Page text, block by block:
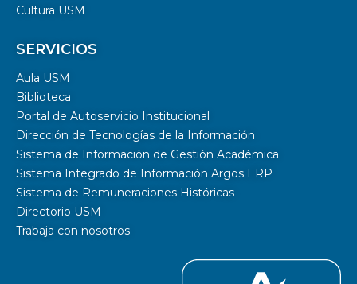
Cultura USM
SERVICIOS
Aula USM
Biblioteca
Portal de Autoservicio Institucional
Dirección de Tecnologías de la Información
Sistema de Información de Gestión Académica
Sistema Integrado de Información Argos ERP
Sistema de Remuneraciones Históricas
Directorio USM
Trabaja con nosotros